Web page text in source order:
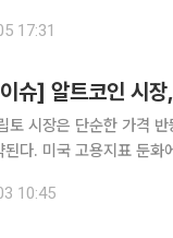
가 마주할 세상’ 리포트
17:31
슈] 알트코인 시
토 시장은 단순한 가격
된다. 미국 고용지표 둔
심 변수로 떠올랐다. 여기
10:45